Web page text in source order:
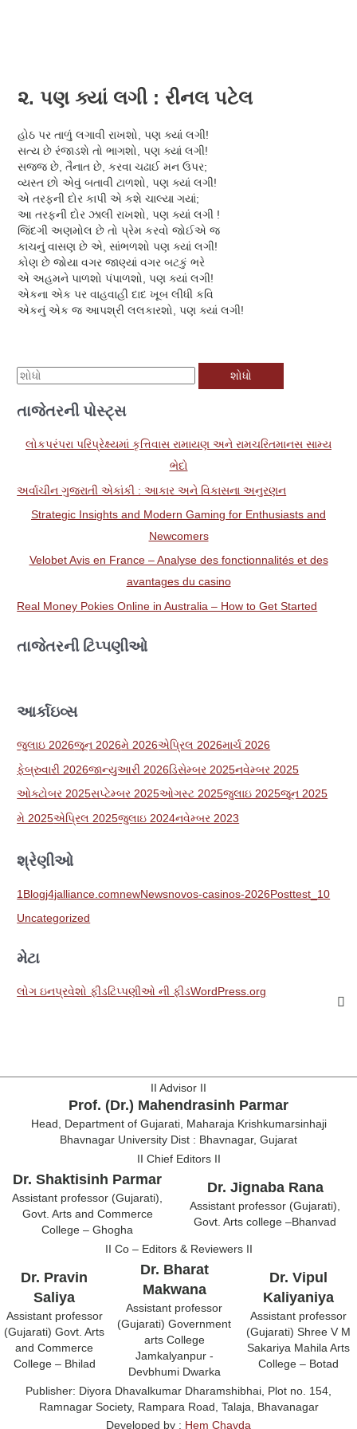
૨. પણ ક્યાં લગી : રીનલ પટેલ
હોઠ પર તાળું લગાવી રાખશો, પણ ક્યાં લગી!
સત્ય છે રંજાડશે તો ભાગશો, પણ ક્યાં લગી!
સજ્જ છે, તૈનાત છે, કરવા ચઢાઈ મન ઉપર;
વ્યસ્ત છો એવું બતાવી ટાળશો, પણ ક્યાં લગી!
એ તરફની દોર કાપી એ કશે ચાલ્યા ગયાં;
આ તરફની દોર ઝાલી રાખશો, પણ ક્યાં લગી !
જિંદગી અણમોલ છે તો પ્રેમ કરવો જોઈએ જ
કાચનું વાસણ છે એ, સાંભળશો પણ ક્યાં લગી!
કોણ છે જોયા વગર જાણ્યાં વગર બટકું ભરે
એ અહમને પાળશો પંપાળશો, પણ ક્યાં લગી!
એકના એક પર વાહવાહી દાદ ખૂબ લીધી કવિ
એકનું એક જ આપશ્રી લલકારશો, પણ ક્યાં લગી!
મા
શો
તાજેતરની પોસ્ટ્સ
લોકપરંપરા પરિપ્રેક્ષ્યમાં કૃત્તિવાસ રામાયણ અને રામચરિતમાનસ સામ્ય
ભેદો
અર્વાચીન ગુજરાતી એકાંકી : આકાર અને વિકાસના અનુરણન
Strategic Insights and Modern Gaming for Enthusiasts and
Newcomers
Velobet Avis en France – Analyse des fonctionnalités et des
avantages du casino
Real Money Pokies Online in Australia – How to Get Started
તાજેતરની ટિપ્પણીઓ
આર્કાઇવ્સ
જુલાઇ 2026જૂન 2026મે 2026એપ્રિલ 2026માર્ચ 2026
ફેબ્રુવારી 2026જાન્યુઆરી 2026ડિસેમ્બર 2025નવેમ્બર 2025
ઓક્ટોબર 2025સપ્ટેમ્બર 2025ઓગસ્ટ 2025જુલાઇ 2025જૂન 2025
મે 2025એપ્રિલ 2025જુલાઇ 2024નવેમ્બર 2023
શ્રેણીઓ
1 Blogj4jalliance.comnewNewsnovos-casinos-2026Posttest_10
Uncategorized
મેટા
લોગ ઇનપ્રવેશો ફીડ ટિપ્પણીઓ ની ફીડWordPress.org
II Advisor II
Prof. (Dr.) Mahendrasinh Parmar
Head, Department of Gujarati, Maharaja Krishkumarsinhaji
Bhavnagar University Dist : Bhavnagar, Gujarat
II Chief Editors II
Dr. Shaktisinh Parmar
Assistant professor (Gujarati),
Govt. Arts and Commerce
College – Ghogha
Dr. Jignaba Rana
Assistant professor (Gujarati),
Govt. Arts college –Bhanvad
II Co – Editors & Reviewers II
Dr. Pravin
Saliya
Assistant professor
(Gujarati) Govt. Arts
and Commerce
College – Bhilad
Dr. Bharat
Makwana
Assistant professor
(Gujarati) Government
arts College
Jamkalyanpur -
Devbhumi Dwarka
Dr. Vipul
Kaliyaniya
Assistant professor
(Gujarati) Shree V M
Sakariya Mahila Arts
College – Botad
Publisher: Diyora Dhavalkumar Dharamshibhai, Plot no. 154,
Ramnagar Society, Rampara Road, Talaja, Bhavanagar
Developed by : Hem Chavda